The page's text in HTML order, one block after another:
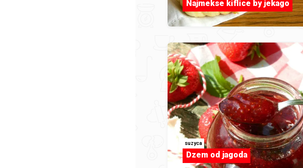
Najmekse kiflice by jekago
suzyca
Dzem od jagoda